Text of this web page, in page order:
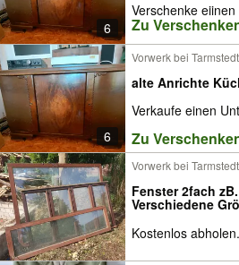
Anzeige aufgeben
6
Verschenke
Zu
6
Vorwerk bei Tarmstedt
alte Anrichte
Verkaufe einen
Zu
Vorwerk bei Tarmstedt
Fenster 2fach
Verschiedene
Kostenlos abholen.